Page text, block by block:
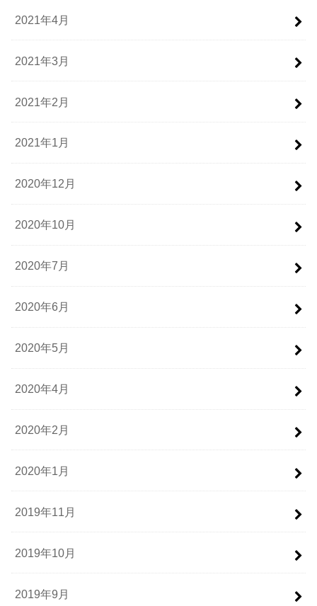
2021年4月
2021年3月
2021年2月
2021年1月
2020年12月
2020年10月
2020年7月
2020年6月
2020年5月
2020年4月
2020年2月
2020年1月
2019年11月
2019年10月
2019年9月